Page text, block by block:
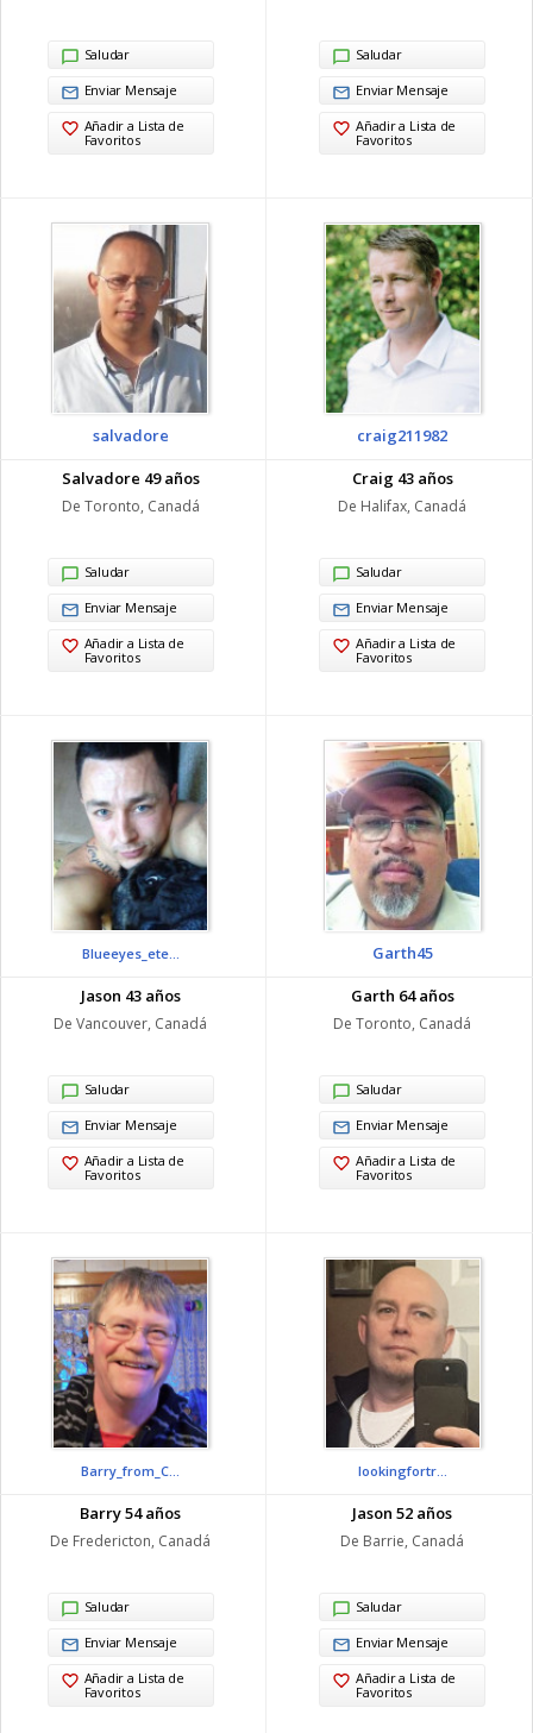
Saludar
Enviar Mensaje
Añadir a Lista de
Favoritos
Saludar
Enviar Mensaje
Añadir a Lista de
Favoritos
salvadore
Salvadore 49 años
De Toronto, Canadá
Saludar
Enviar Mensaje
Añadir a Lista de
Favoritos
craig211982
Craig 43 años
De Halifax, Canadá
Saludar
Enviar Mensaje
Añadir a Lista de
Favoritos
Blueeyes_ete...
Jason 43 años
De Vancouver, Canadá
Saludar
Enviar Mensaje
Añadir a Lista de
Favoritos
Garth45
Garth 64 años
De Toronto, Canadá
Saludar
Enviar Mensaje
Añadir a Lista de
Favoritos
Barry_from_C...
Barry 54 años
De Fredericton, Canadá
Saludar
Enviar Mensaje
Añadir a Lista de
Favoritos
lookingfortr...
Jason 52 años
De Barrie, Canadá
Saludar
Enviar Mensaje
Añadir a Lista de
Favoritos